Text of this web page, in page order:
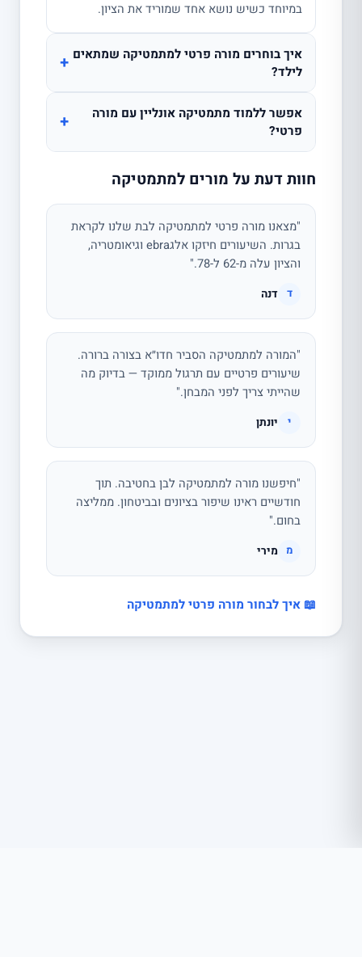
במיוחד כשיש נושא אחד שמוריד את הציון.
איך בוחרים מורה פרטי למתמטיקה שמתאים
לילד?
+
אפשר ללמוד מתמטיקה אונליין עם מורה
פרטי?
+
חוות דעת על מורים למתמטיקה
"מצאנו מורה פרטי למתמטיקה לבת שלנו לקראת
בגרות. השיעורים חיזקו אלגebra וגיאומטריה,
והציון עלה מ-62 ל-78."
ד דנה
"המורה למתמטיקה הסביר חדו״א בצורה ברורה.
שיעורים פרטיים עם תרגול ממוקד — בדיוק מה
שהייתי צריך לפני המבחן."
י יונתן
"חיפשנו מורה למתמטיקה לבן בחטיבה. תוך
חודשיים ראינו שיפור בציונים ובביטחון. ממליצה
בחום."
מ מירי
📖 איך לבחור מורה פרטי למתמטיקה